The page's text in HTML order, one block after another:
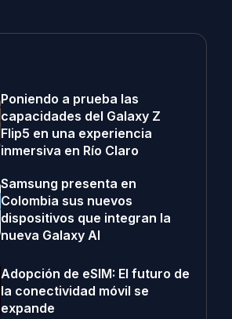
Poniendo a prueba las
capacidades del Galaxy Z
Flip5 en una experiencia
inmersiva en Río Claro
Samsung presenta en
Colombia sus nuevos
dispositivos que integran la
nueva Galaxy AI
Adopción de eSIM: El futuro de
la conectividad móvil se
expande